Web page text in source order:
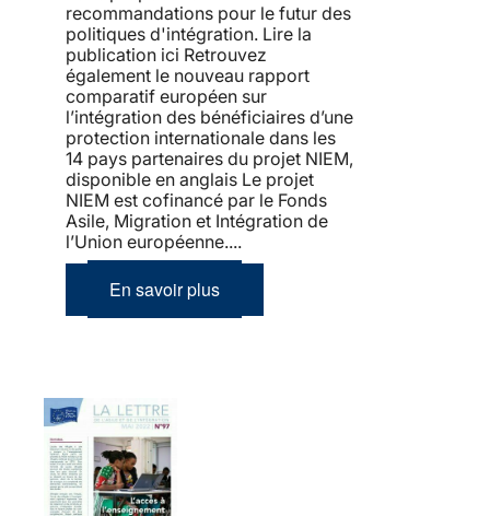
recommandations pour le futur des
politiques d'intégration. Lire la
publication ici Retrouvez
également le nouveau rapport
comparatif européen sur
l’intégration des bénéficiaires d’une
protection internationale dans les
14 pays partenaires du projet NIEM,
disponible en anglais Le projet
NIEM est cofinancé par le Fonds
Asile, Migration et Intégration de
l’Union européenne....
En savoir plus